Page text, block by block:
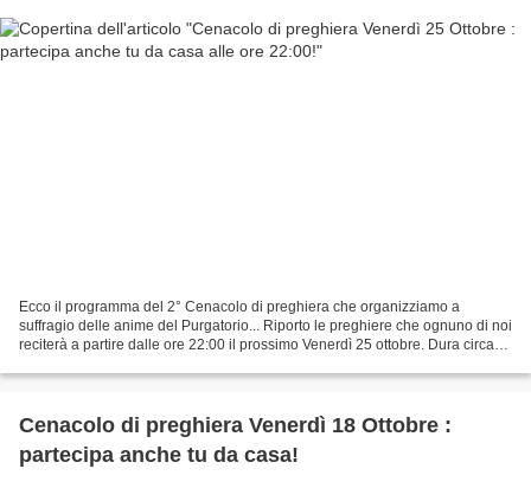
Ecco il programma del 2° Cenacolo di preghiera che organizziamo a
suffragio delle anime del Purgatorio... Riporto le preghiere che ognuno di noi
reciterà a partire dalle ore 22:00 il prossimo Venerdì 25 ottobre. Dura circa
Cenacolo di preghiera Venerdì 18 Ottobre :
partecipa anche tu da casa!